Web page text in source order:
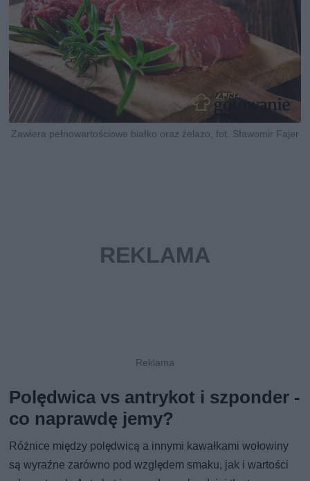
Zawiera pełnowartościowe białko oraz żelazo, fot. Sławomir Fajer
Polędwica vs antrykot i szponder -
co naprawdę jemy?
Różnice między polędwicą a innymi kawałkami wołowiny
są wyraźne zarówno pod względem smaku, jak i wartości